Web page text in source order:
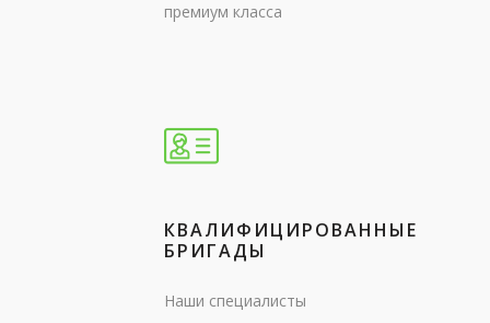
премиум класса
КВАЛИФИЦИРОВАННЫЕ
БРИГАДЫ
Наши специалисты